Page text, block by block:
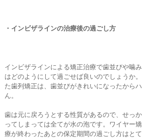
・インビザラインの治療後の過ごし方
インビザラインによる矯正治療で歯並びや噛
はどのようにして過ごせば良いのでしょうか
た歯列矯正は、歯並びがきれいになったから
ん。
歯は元に戻ろうとする性質があるので、せっ
ってしまっては全てが水の泡です。ワイヤー
療が終わったあとの保定期間の過ごし方はと